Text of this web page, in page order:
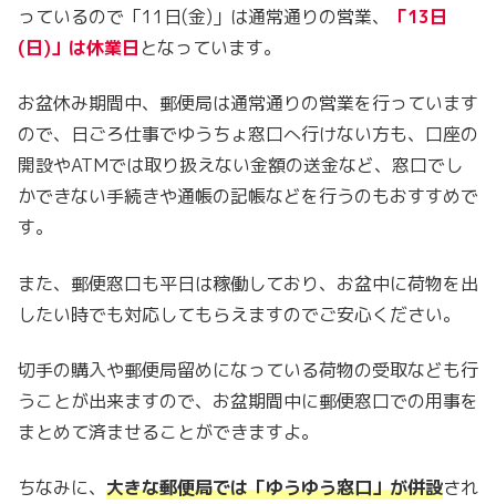
っているので「11日(金)」は通常通りの営業、
「13日
(日)」は休業日となっています。
お盆休み期間中、郵便局は通常通りの営業を行っています
ので、日ごろ仕事でゆうちょ窓口へ行けない方も、口座の
開設やATMでは取り扱えない金額の送金など、窓口でし
かできない手続きや通帳の記帳などを行うのもおすすめで
す。
また、郵便窓口も平日は稼働しており、お盆中に荷物を出
したい時でも対応してもらえますのでご安心ください。
切手の購入や郵便局留めになっている荷物の受取なども行
うことが出来ますので、お盆期間中に郵便窓口での用事を
まとめて済ませることができますよ。
ちなみに、 大きな郵便局では「ゆうゆう窓口」が併設され